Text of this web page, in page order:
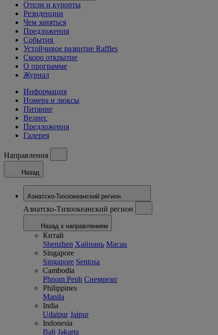
Отели и курорты
Резиденции
Чем заняться
Предложения
События
Устойчивое развитие Raffles
Скоро открытие
О программе
Журнал
Информация
Номера и люксы
Питание
Велнес
Предложения
Галерея
Направления
Назад
Азиатско-Тихоокеанский регион
Азиатско-Тихоокеанский регион
Назад к направлениям
Китай
Shenzhen Хайнань Macau
Singapore
Singapore Sentosa
Cambodia
Phnom Penh Сиемреап
Philippines
Manila
India
Udaipur Jaipur
Indonesia
Bali Jakarta